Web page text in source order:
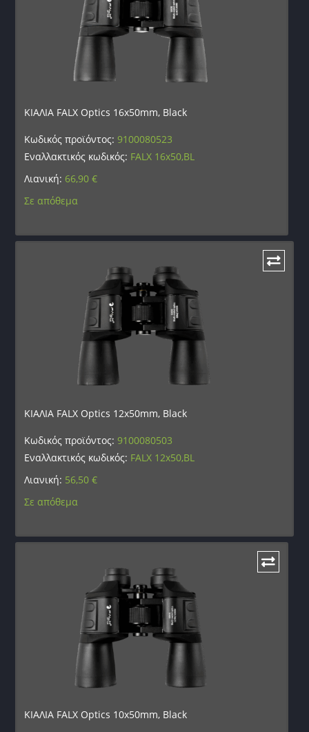
ΚΙΑΛΙΑ FALX Optics 16x50mm, Black
Κωδικός προϊόντος:9100080523
Εναλλακτικός κωδικός: FALX 16x50,BL
Λιανική: 66,90€
Σε απόθεμα
ΚΙΑΛΙΑ FALX Optics 12x50mm, Black
Κωδικός προϊόντος:9100080503
Εναλλακτικός κωδικός: FALX 12x50,BL
Λιανική: 56,50€
Σε απόθεμα
ΚΙΑΛΙΑ FALX Optics 10x50mm, Black